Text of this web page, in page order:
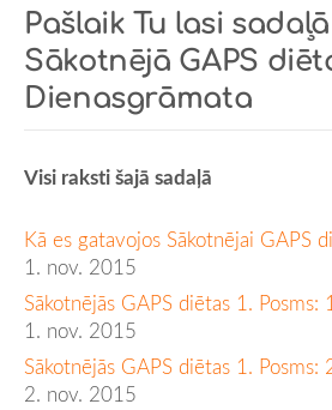
Pašlaik Tu lasi
Sākotnējā GAPS
Dienasgrāmata
Visi raksti šajā sadaļā
Kā es gatavojos Sākotnējai GAPS
1. nov. 2015
Sākotnējās GAPS diētas 1. Posms:
1. nov. 2015
Sākotnējās GAPS diētas 1. Posms:
2. nov. 2015